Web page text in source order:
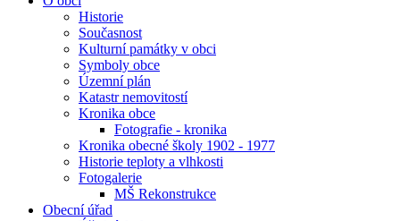
Historie
Současnost
Kulturní památky v obci
Symboly obce
Územní plán
Katastr nemovitostí
Kronika obce
Fotografie - kronika
Kronika obecné školy 1902 - 1977
Historie teploty a vlhkosti
Fotogalerie
MŠ Rekonstrukce
Obecní úřad